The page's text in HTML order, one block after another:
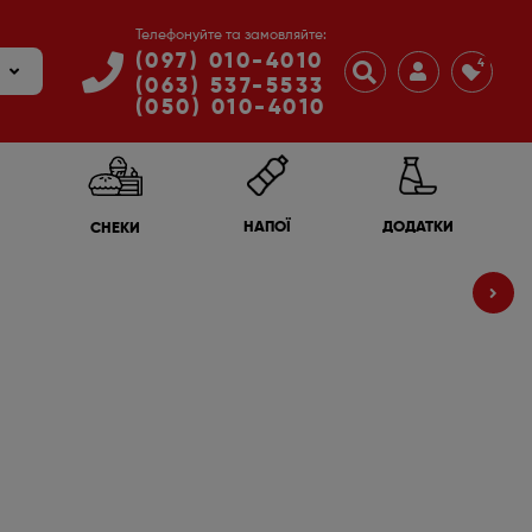
Телефонуйте та замовляйте:
(097) 010-4010
(063) 537-5533
(050) 010-4010
4
СНЕКИ НАПОЇ ДОДАТКИ